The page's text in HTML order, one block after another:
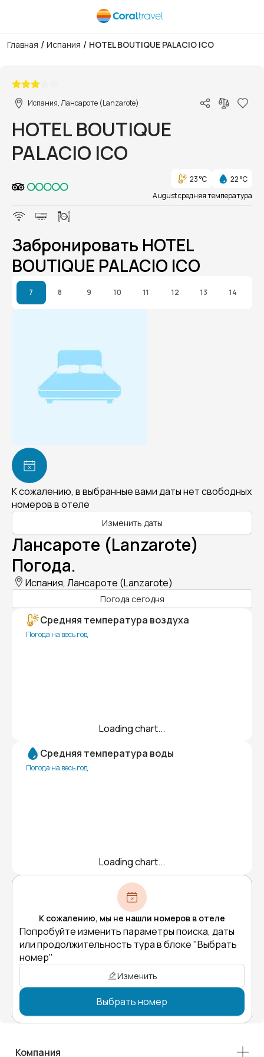
Главная / Испания / HOTEL BOUTIQUE PALACIO ICO
Испания, Лансароте (Lanzarote)
HOTEL BOUTIQUE
PALACIO ICO
23 °C
22 °C
August средняя температура
Забронировать HOTEL
BOUTIQUE PALACIO ICO
7 8 9 10 11 12 13 14
К сожалению, в выбранные вами даты нет свободных
номеров в отеле
Изменить даты
Лансароте (Lanzarote)
Погода.
Испания, Лансароте (Lanzarote)
Погода сегодня
Средняя температура воздуха
Погода на весь год
Loading chart...
Средняя температура воды
Погода на весь год
Loading chart...
К сожалению, мы не нашли номеров в отеле
Попробуйте изменить параметры поиска, даты
или продолжительность тура в блоке "Выбрать
номер"
Изменить
Выбрать номер
Компания